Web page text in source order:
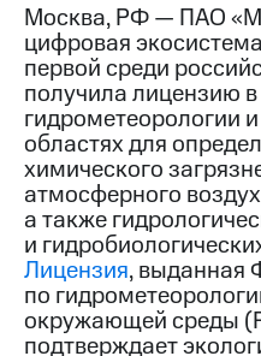
Медиа-центр
Пресс-
релизы
МТС
о технологиях
Достижения
Интервью
Финансовая
отчетность
Контакты
Москва, РФ — ПАО
цифровая
первой среди
получила лицензию
гидрометеорологии
областях для
химического
атмосферного
а также
и
Лицензия, выданная
по
окружающей среды
подтверждает